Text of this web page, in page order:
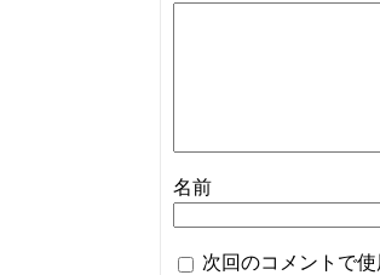
名前
次回のコメントで